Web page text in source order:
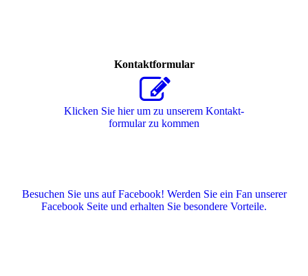
Kontaktformular
Klicken Sie hier um zu unserem Kon­takt­
for­mu­lar zu kommen
Besuchen Sie uns auf Facebook! Werden Sie ein Fan unserer
Facebook Seite und erhalten Sie besondere Vorteile.